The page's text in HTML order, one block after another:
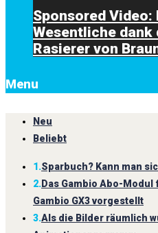
Sponsored
Wesentliche
Rasierer von
Menu
Neu
Beliebt
1.Sparbuch? Kann man
2.Das Gambio Abo-
Gambio GX3 vorgestellt
3.Als die Bilder räumlich